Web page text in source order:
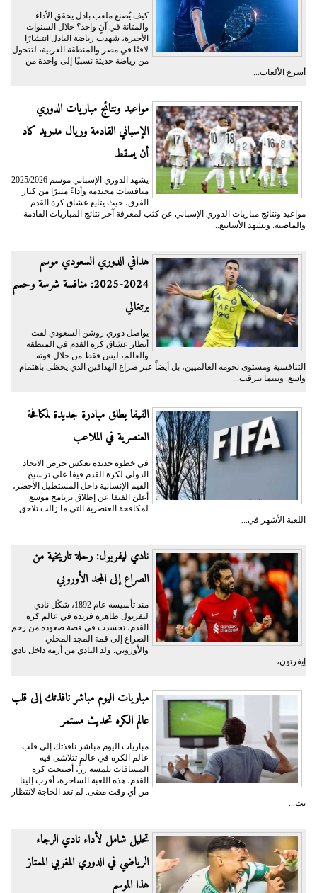
كيف يُصنع ملعب بادل يحقق الأداء
والمتانة في آنٍ واحد؟ خلال السنوات
الأخيرة، شهدت رياضة البادل انتشارًا
لافتًا في مصر والمنطقة العربية، لتتحول
من رياضة حديثة نسبيًا إلى واحدة من
أسرع الألعاب...
مواعيد ونتائج مباريات الدوري
الإسباني القادمة وريال مدريد كاد
أن يسقط
يشهد الدوري الإسباني موسم 2025/2026
منافسات محتدمة وأداءً مثيرًا من كبار
الفرق، حيث يتابع عشاق كرة القدم
مواعيد ونتائج مباريات الدوري الإسباني عن كثب لمعرفة آخر نتائج المباريات القادمة
والماضية. وتشهد الأسابيع...
هدافي الدوري السعودي موسم
2024-2025: منافسة شرسة وحسم
برتغالي
يواصل دوري روشن السعودي لفت
أنظار عشاق كرة القدم في المنطقة
والعالم، ليس فقط من خلال قوته
التنافسية ومستوى نجومه العالميين، بل أيضاً عبر صراع الهدافين الذي يحظى باهتمام
واسع. وبينما يترقب...
الفيفا يطلق مبادرة جديدة لمكافحة
العنصرية في الملاعب
في خطوة جديدة تعكس حرص الاتحاد
الدولي لكرة القدم فيفا على ترسيخ
القيم الإنسانية داخل المستطيل الأخضر،
أعلن الفيفا عن إطلاق برنامج موسع
لمكافحة العنصرية التي ما زالت تلاحق
اللعبة الأشهر في...
نادي ليفربول: رحلة تاريخية من
الصراع إلى المجد الأوروبي
منذ تأسيسه عام 1892، شكّل نادي
ليفربول ظاهرة فريدة في عالم كرة
القدم، تجسدت في قصة صعوده من رحم
الصراع إلى قمة المجد المحلي
والأوروبي. ولد النادي من أزمة داخل نادي
إيفرتون،...
مباريات اليوم مباشر نافذتك إلى قلب
عالم الكره تحديث مستمر
مباريات اليوم مباشر نافذتك إلى قلب
عالم الكره في عالمٍ تتلاشى فيه
المسافات بلمسة زر، أصبحت كرة
القدم، هذه اللعبة الساحرة، أقرب إلينا
من أي وقت مضى. لم تعد الحاجة لانتظار
بث...
تحليل شامل لأداء نادي الرجاء
الرياضي في الدوري المغربي الممتاز
هذا الموسم